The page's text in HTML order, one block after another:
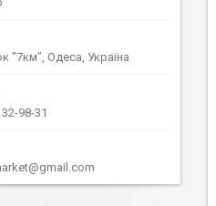
"7км", Одеса, Україна
98-31